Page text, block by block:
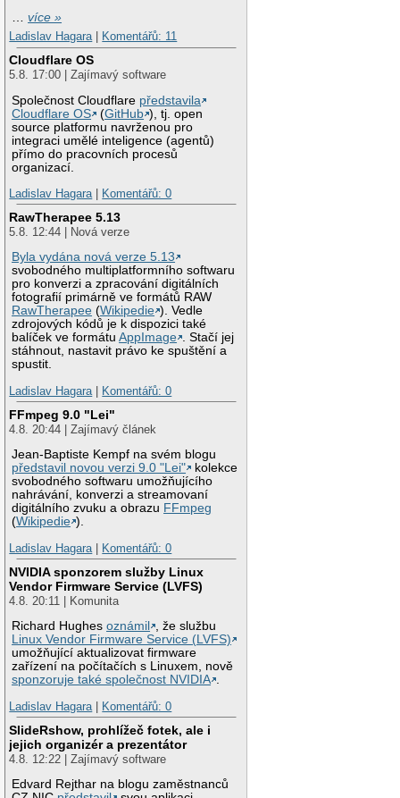
…více »
Ladislav Hagara| Komentářů: 11
Cloudflare OS
5.8. 17:00 | Zajímavý software
Společnost Cloudflare představila
Cloudflare OS
(GitHub ), tj. open
source platformu navrženou pro
integraci umělé inteligence (agentů)
přímo do pracovních procesů
organizací.
Ladislav Hagara| Komentářů: 0
RawTherapee 5.13
5.8. 12:44 | Nová verze
Byla vydána nová verze 5.13
svobodného multiplatformního softwaru
pro konverzi a zpracování digitálních
fotografií primárně ve formátů RAW
RawTherapee (Wikipedie ). Vedle
zdrojových kódů je k dispozici také
balíček ve formátuAppImage . Stačí jej
stáhnout, nastavit právo ke spuštění a
spustit.
Ladislav Hagara| Komentářů: 0
FFmpeg 9.0 "Lei"
4.8. 20:44 | Zajímavý článek
Jean-Baptiste Kempf na svém blogu
představil novou verzi 9.0 "Lei"
kolekce
svobodného softwaru umožňujícího
nahrávání, konverzi a streamovaní
digitálního zvuku a obrazu FFmpeg
(Wikipedie ).
Ladislav Hagara| Komentářů: 0
NVIDIA sponzorem služby Linux
Vendor Firmware Service (LVFS)
4.8. 20:11 | Komunita
Richard Hughesoznámil
, že službu
Linux Vendor Firmware Service (LVFS)
umožňující aktualizovat firmware
zařízení na počítačích s Linuxem, nově
sponzoruje také společnost NVIDIA .
Ladislav Hagara| Komentářů: 0
SlideRshow, prohlížeč fotek, ale i
jejich organizér a prezentátor
4.8. 12:22 | Zajímavý software
Edvard Rejthar na blogu zaměstnanců